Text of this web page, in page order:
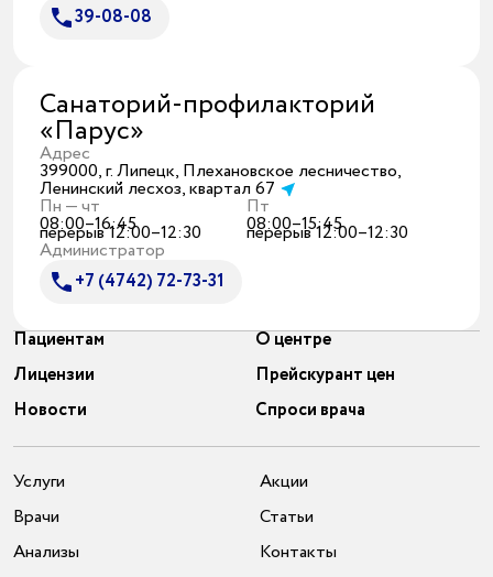
39-08-08
Санаторий-профилакторий
«Парус»
Адрес
399000, г. Липецк, Плехановское лесничество,
Ленинский лесхоз, квартал 67
Пн — чт
08:00–16:45
перерыв 12:00–12:30
Пт
08:00–15:45
перерыв 12:00–12:30
Администратор
+7 (4742) 72-73-31
Пациентам
О центре
Лицензии
Прейскурант цен
Новости
Спроси врача
Услуги
Врачи
Анализы
Акции
Статьи
Контакты